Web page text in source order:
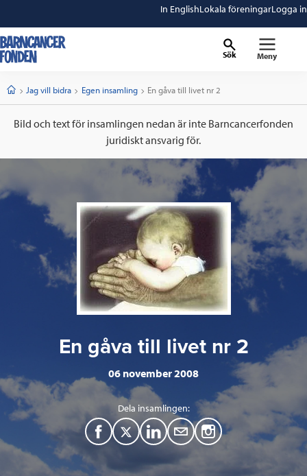
In EnglishLokala föreningarLogga in
Sök Meny
StartJag vill bidra Egen insamling Current:
En gåva till livet nr 2
Bild och text för insamlingen nedan är inte Barncancerfonden
juridiskt ansvarig för.
En gåva till livet nr 2
06 november 2008
Dela insamlingen:
F
T
L
i
M
a